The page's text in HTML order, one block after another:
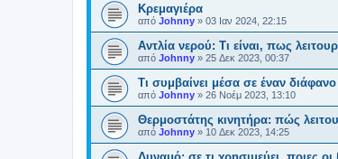
Κρεμαγιέρα
από Johnny » 03 Ιαν 2024, 22:15
Αντλία νερού: Τι είναι, πως
από Johnny » 25 Δεκ 2023, 00:37
Τι συμβαίνει μέσα σε έναν διάφανο
από Johnny » 26 Νοέμ 2023, 13:10
Θερμοστάτης κινητήρα: πώς
από Johnny » 10 Δεκ 2023, 14:25
Δυναμό: σε τι χρησιμεύει, ποιες